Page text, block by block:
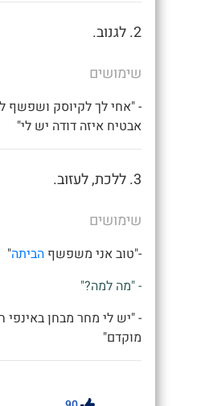
2. לגנוב.
שימושים
אבטיח איזה דודה יש לי"
3. ללכת, לעזוב.
שימושים
-"טוב אני משפשףהביתה"
- "מה למה?"
- "יש לי מחר מבחן באינפי
מוקדם"